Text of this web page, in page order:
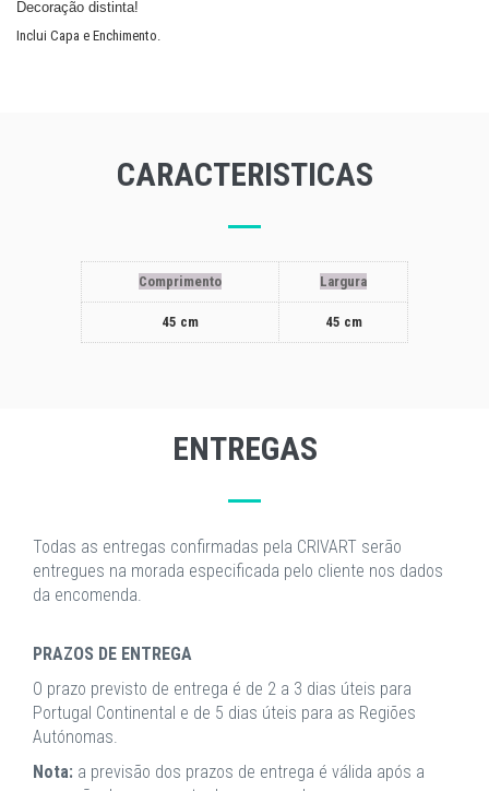
​Decoração distinta!
Inclui Capa e Enchimento.
CARACTERISTICAS
Comprimento Largura
45 cm 45 cm
ENTREGAS
Todas as entregas confirmadas pela CRIVART serão
entregues na morada especificada pelo cliente nos dados
da encomenda.
PRAZOS DE ENTREGA
O prazo previsto de entrega é de 2 a 3 dias úteis para
Portugal Continental e de 5 dias úteis para as Regiões
Autónomas.
Nota: a previsão dos prazos de entrega é válida após a